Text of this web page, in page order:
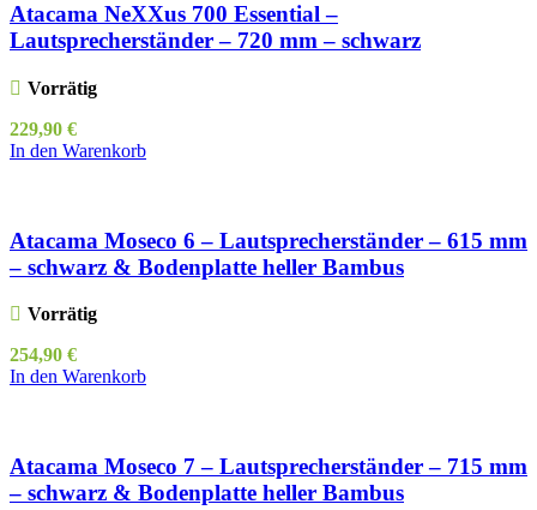
Atacama NeXXus 700 Essential –
Lautsprecherständer – 720 mm – schwarz
Vorrätig
229,90 €
In den Warenkorb
Atacama Moseco 6 – Lautsprecherständer – 615 mm
– schwarz & Bodenplatte heller Bambus
Vorrätig
254,90 €
In den Warenkorb
Atacama Moseco 7 – Lautsprecherständer – 715 mm
– schwarz & Bodenplatte heller Bambus